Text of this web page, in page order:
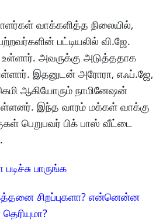
வாக்களித்த நிலையில்,
பட்டியலில் வி.ஜே.
உள்ளார். அவருக்கு அடுத்ததாக
இதனுடன் அரோரா, எஃப்.ஜே,
ஆகியோரும் நாமினேஷன்
இந்த வாரம் மக்கள் வாக்கு
பெறுபவர் பிக் பாஸ் வீட்டை
பாருங்க
இத்தனை சிறப்புகளா? என்னென்ன